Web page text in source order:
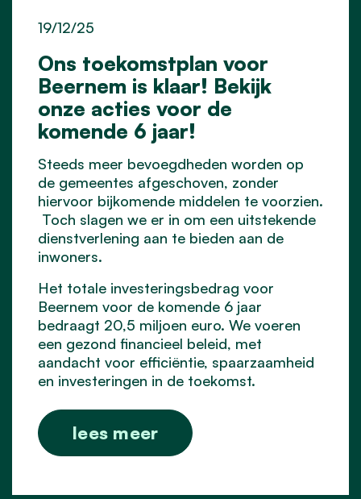
Ons toekomstplan voor
Beernem is klaar! Bekijk
onze acties voor de
komende 6 jaar!
19/12/25
Steeds meer bevoegdheden worden op
de gemeentes afgeschoven, zonder
hiervoor bijkomende middelen te voorzien.
Toch slagen we er in om een uitstekende
dienstverlening aan te bieden aan de
inwoners.
Het totale investeringsbedrag voor
Beernem voor de komende 6 jaar
bedraagt 20,5 miljoen euro. We voeren
een gezond financieel beleid, met
aandacht voor efficiëntie, spaarzaamheid
en investeringen in de toekomst.
lees meer